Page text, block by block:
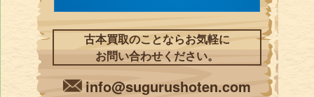
古本買取のことならお気軽に
お問い合わせください。
info@sugurushoten.com